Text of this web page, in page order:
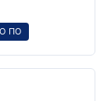
ПО